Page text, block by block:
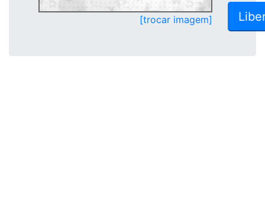
[trocar imagem]